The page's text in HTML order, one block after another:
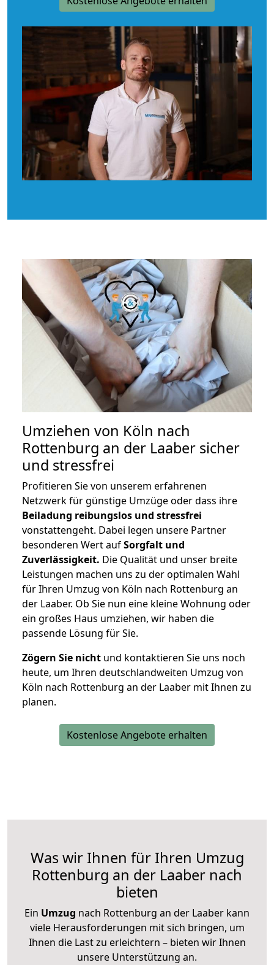
Umziehen von Köln nach
Rottenburg an der Laaber sicher
und stressfrei
Profitieren Sie von unserem erfahrenen
Netzwerk für günstige Umzüge oder dass ihre
Beiladung reibungslos und stressfrei
vonstattengeht. Dabei legen unsere Partner
besonderen Wert aufSorgfalt und
Zuverlässigkeit. Die Qualität und unser breite
Leistungen machen uns zu der optimalen Wahl
für Ihren Umzug von Köln nach Rottenburg an
der Laaber. Ob Sie nun eine kleine Wohnung oder
ein großes Haus umziehen, wir haben die
passende Lösung für Sie.
Zögern Sie nicht und kontaktieren Sie uns noch
heute, um Ihren deutschlandweiten Umzug von
Köln nach Rottenburg an der Laaber mit Ihnen zu
planen.
Kostenlose Angebote erhalten
Was wir Ihnen für Ihren Umzug
Rottenburg an der Laaber nach
bieten
Ein Umzug nach Rottenburg an der Laaber kann
viele Herausforderungen mit sich bringen, um
Ihnen die Last zu erleichtern – bieten wir Ihnen
unsere Unterstützung an.